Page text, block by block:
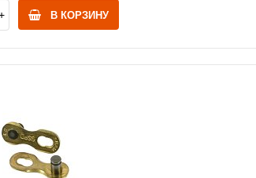
В КОРЗИНУ